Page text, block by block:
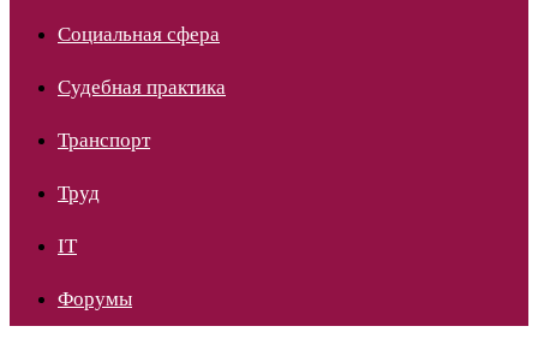
Социальная сфера
Судебная практика
Транспорт
Труд
IT
Форумы